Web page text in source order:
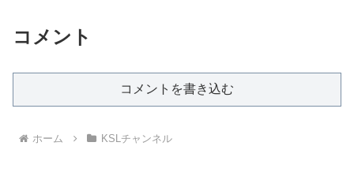
コメント
コメントを書き込む
ホーム KSLチャンネル